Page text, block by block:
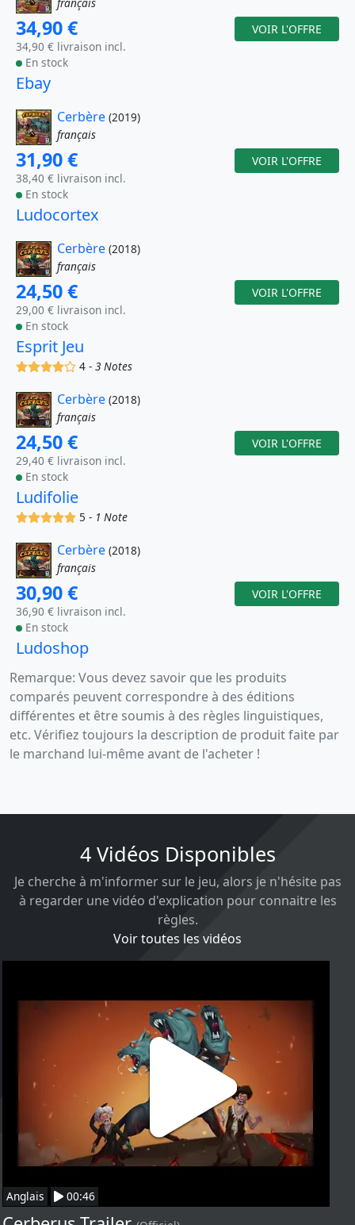
34,90 €
34,90 € livraison incl.
En stock
VOIR L'OFFRE
Ebay
Cerbère (2019)
français
31,90 €
38,40 € livraison incl.
En stock
VOIR L'OFFRE
Ludocortex
Cerbère (2018)
français
24,50 €
29,00 € livraison incl.
En stock
VOIR L'OFFRE
Esprit Jeu
(x)(x)(x)(x)()4 -3 Notes
Cerbère (2018)
français
24,50 €
29,40 € livraison incl.
En stock
VOIR L'OFFRE
Ludifolie
(x)(x)(x)(x)(x)5 - 1 Note
Cerbère (2018)
français
30,90 €
36,90 € livraison incl.
En stock
VOIR L'OFFRE
Ludoshop
Remarque: Vous devez savoir que les produits
comparés peuvent correspondre à des éditions
différentes et être soumis à des règles linguistiques,
etc. Vérifiez toujours la description de produit faite par
le marchand lui-même avant de l'acheter !
4 Vidéos Disponibles
Je cherche à m'informer sur le jeu, alors je n'hésite pas
à regarder une vidéo d'explication pour connaitre les
règles.
Voir toutes les vidéos
Anglais 00:46